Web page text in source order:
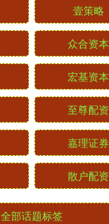
壹策略
众合资本
宏基资本
至尊配资
嘉理证券
散户配资
全部话题标签